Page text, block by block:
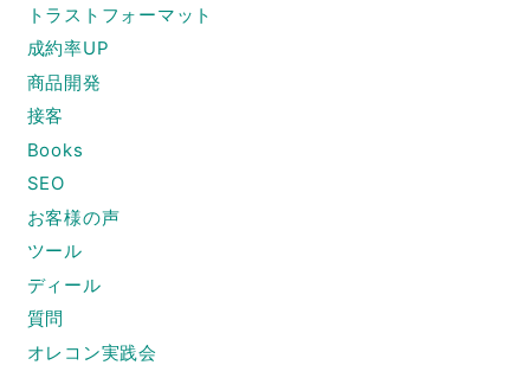
トラストフォーマット
成約率UP
商品開発
接客
Books
SEO
お客様の声
ツール
ディール
質問
オレコン実践会